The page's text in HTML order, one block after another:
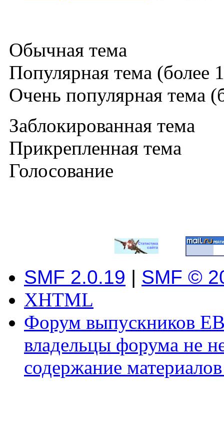
Обычная тема
Популярная тема (более
Очень популярная тема
Заблокированная тема
Прикрепленная тема
Голосование
SMF 2.0.19 | SMF ©
XHTML
Форум выпускников
владельцы форума не
содержание